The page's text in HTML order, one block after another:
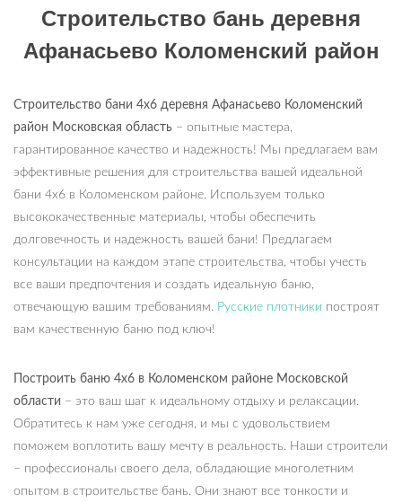
Строительство бань деревня
Афанасьево Коломенский район
Строительство бани 4х6 деревня Афанасьево Коломенский
район Московская область – опытные мастера,
гарантированное качество и надежность! Мы предлагаем вам
эффективные решения для строительства вашей идеальной
бани 4х6 в Коломенском районе. Используем только
высококачественные материалы, чтобы обеспечить
долговечность и надежность вашей бани! Предлагаем
консультации на каждом этапе строительства, чтобы учесть
все ваши предпочтения и создать идеальную баню,
отвечающую вашим требованиям. Русские плотники построят
вам качественную баню под ключ!
Построить баню 4х6 в Коломенском районе Московской
области – это ваш шаг к идеальному отдыху и релаксации.
Обратитесь к нам уже сегодня, и мы с удовольствием
поможем воплотить вашу мечту в реальность. Наши строители
– профессионалы своего дела, обладающие многолетним
опытом в строительстве бань. Они знают все тонкости и